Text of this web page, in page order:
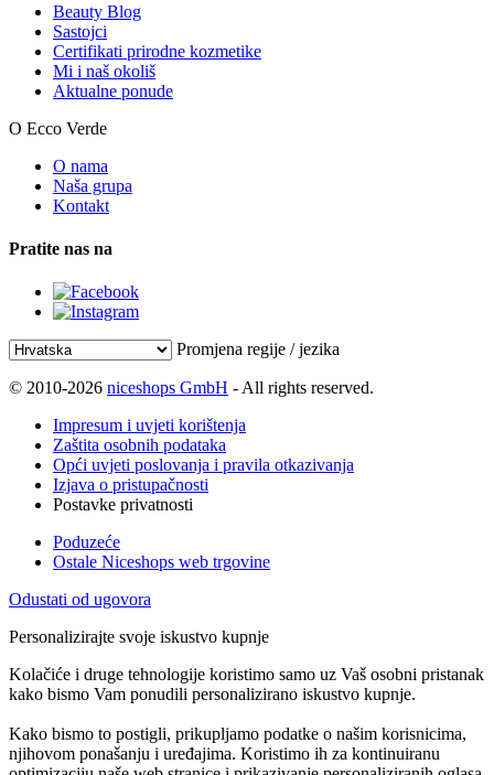
Beauty Blog
Sastojci
Certifikati prirodne kozmetike
Mi i naš okoliš
Aktualne ponude
O Ecco Verde
O nama
Naša grupa
Kontakt
Pratite nas na
Promjena regije / jezika
© 2010-2026 niceshops GmbH - All rights reserved.
Impresum i uvjeti korištenja
Zaštita osobnih podataka
Opći uvjeti poslovanja i pravila otkazivanja
Izjava o pristupačnosti
Postavke privatnosti
Poduzeće
Ostale Niceshops web trgovine
Odustati od ugovora
Personalizirajte svoje iskustvo kupnje
Kolačiće i druge tehnologije koristimo samo uz Vaš osobni pristanak
kako bismo Vam ponudili personalizirano iskustvo kupnje.
Kako bismo to postigli, prikupljamo podatke o našim korisnicima,
njihovom ponašanju i uređajima. Koristimo ih za kontinuiranu